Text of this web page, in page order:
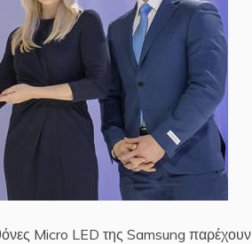
Micro LED της Samsung παρέχουν